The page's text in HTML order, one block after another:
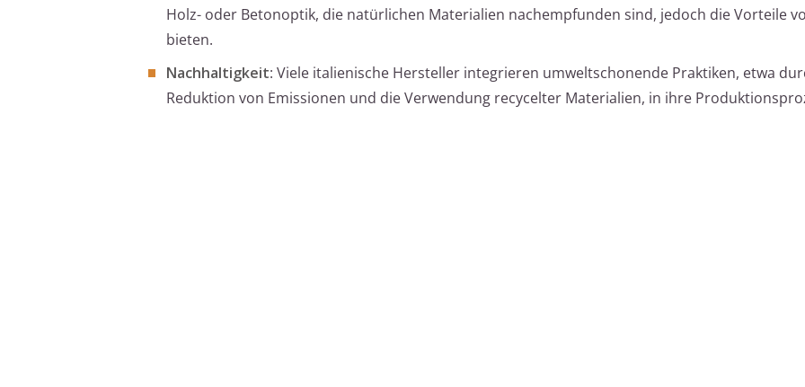
Holz- oder Betonoptik, die natürlichen Materialien nachempfunden sind, jedoch die Vorteile
bieten.
Nachhaltigkeit: Viele italienische Hersteller integrieren umweltschonende Praktiken, etwa
Reduktion von Emissionen und die Verwendung recycelter Materialien, in ihre